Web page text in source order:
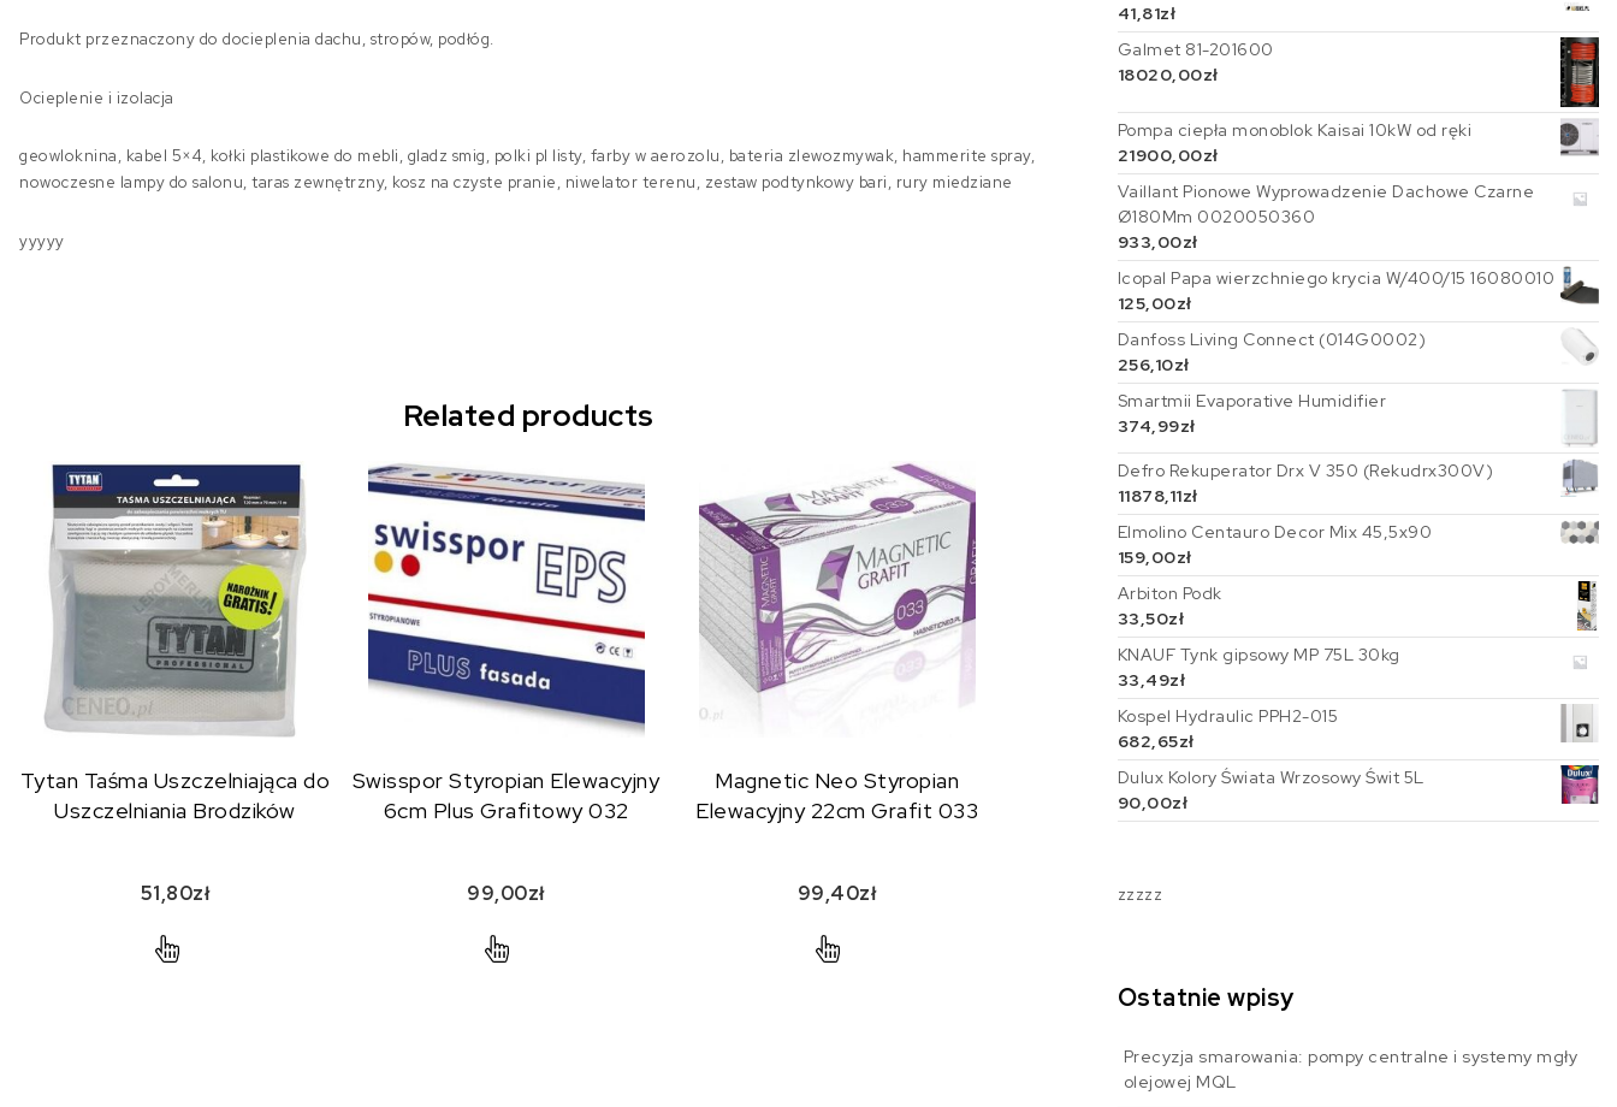
Produkt przeznaczony do docieplenia dachu, stropów, podłóg.
Ocieplenie i izolacja
geowloknina, kabel 5×4, kołki plastikowe do mebli, gladz smig, polki pl listy, farby w aerozolu, bateria zlewozmywak, hammerite spray,
nowoczesne lampy do salonu, taras zewnętrzny, kosz na czyste pranie, niwelator terenu, zestaw podtynkowy bari, rury miedziane
yyyyy
Related products
Tytan Taśma Uszczelniająca do
Uszczelniania Brodzików
51,80zł
Swisspor Styropian Elewacyjny
6cm Plus Grafitowy 032
99,00zł
Magnetic Neo Styropian
Elewacyjny 22cm Grafit 033
99,40zł
41,81zł
Galmet 81-201600
18020,00zł
Pompa ciepła monoblok Kaisai 10kW od ręki
21900,00zł
Vaillant Pionowe Wyprowadzenie Dachowe Czarne
Ø180Mm 0020050360
933,00zł
Icopal Papa wierzchniego krycia W/400/15 16080010
125,00zł
Danfoss Living Connect (014G0002)
256,10zł
Smartmii Evaporative Humidifier
374,99zł
Defro Rekuperator Drx V 350 (Rekudrx300V)
11878,11zł
Elmolino Centauro Decor Mix 45,5x90
159,00zł
Arbiton Podk
33,50zł
KNAUF Tynk gipsowy MP 75L 30kg
33,49zł
Kospel Hydraulic PPH2-015
682,65zł
Dulux Kolory Świata Wrzosowy Świt 5L
90,00zł
zzzzz
Ostatnie wpisy
Precyzja smarowania: pompy centralne i systemy mgły
olejowej MQL